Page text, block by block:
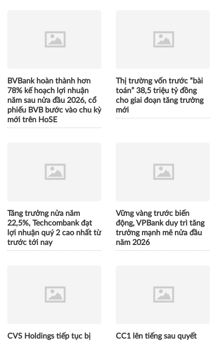
BVBank hoàn thành hơn
78% kế hoạch lợi nhuận
năm sau nửa đầu 2026, cổ
phiếu BVB bước vào chu kỳ
mới trên HoSE
Thị trường vốn trước “bài
toán” 38,5 triệu tỷ đồng
cho giai đoạn tăng trưởng
mới
Tăng trưởng nửa năm
22,5%, Techcombank đạt
lợi nhuận quý 2 cao nhất từ
trước tới nay
Vững vàng trước biến
động, VPBank duy trì tăng
trưởng mạnh mẽ nửa đầu
năm 2026
CVS Holdings tiếp tục bị
CC1 lên tiếng sau quyết